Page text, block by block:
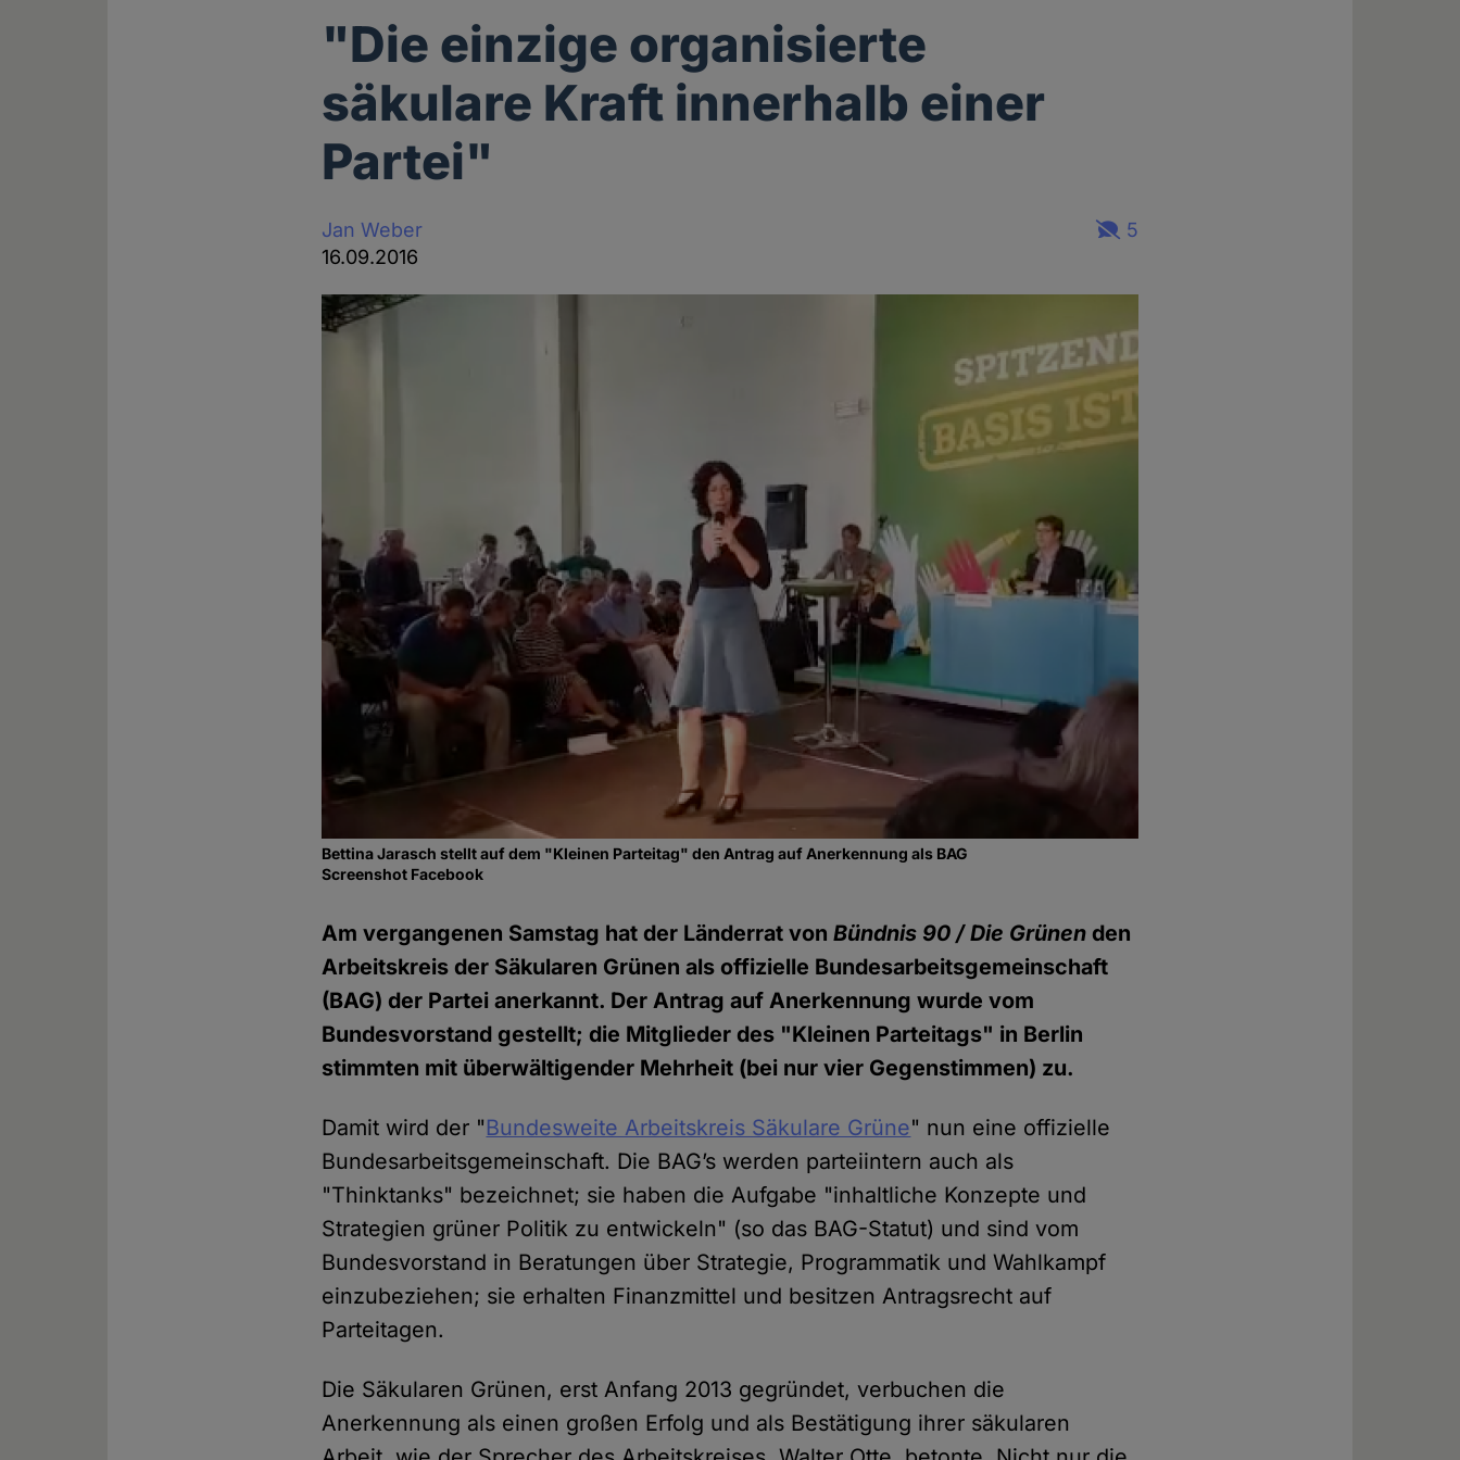
"Die einzige organisierte
säkulare Kraft innerhalb einer
Partei"
Jan Weber
16.09.2016
5
Bettina Jarasch stellt auf dem "Kleinen Parteitag" den Antrag auf Anerkennung als BAG
Screenshot Facebook
Am vergangenen Samstag hat der Länderrat vonBündnis 90 / Die Grünen den
Arbeitskreis der Säkularen Grünen als offizielle Bundesarbeitsgemeinschaft
(BAG) der Partei anerkannt. Der Antrag auf Anerkennung wurde vom
Bundesvorstand gestellt; die Mitglieder des "Kleinen Parteitags" in Berlin
stimmten mit überwältigender Mehrheit (bei nur vier Gegenstimmen) zu.
Damit wird der "Bundesweite Arbeitskreis Säkulare Grüne" nun eine offizielle
Bundesarbeitsgemeinschaft. Die BAG’s werden parteiintern auch als
"Thinktanks" bezeichnet; sie haben die Aufgabe "inhaltliche Konzepte und
Strategien grüner Politik zu entwickeln" (so das BAG-Statut) und sind vom
Bundesvorstand in Beratungen über Strategie, Programmatik und Wahlkampf
einzubeziehen; sie erhalten Finanzmittel und besitzen Antragsrecht auf
Parteitagen.
Die Säkularen Grünen, erst Anfang 2013 gegründet, verbuchen die
Anerkennung als einen großen Erfolg und als Bestätigung ihrer säkularen